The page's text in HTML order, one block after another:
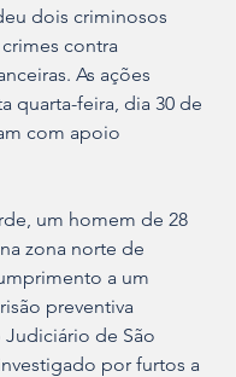
dois criminosos
contra
As ações
quarta-feira, dia 30 de
com apoio
um homem de 28
zona norte de
a um
preventiva
de São
por furtos a